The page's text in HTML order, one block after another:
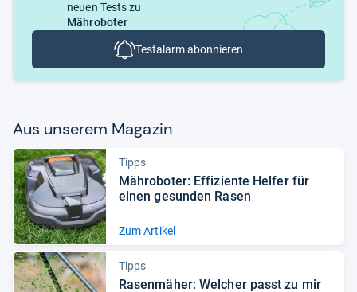
neuen Tests zu
Mähroboter
Testalarm abonnieren
Aus unse­rem Maga­zin
Tipps
Mähro­bo­ter: Effi­zi­ente Hel­fer für
einen gesun­den Rasen
Zum Artikel
Tipps
Rasen­mä­her: Wel­cher passt zu mir